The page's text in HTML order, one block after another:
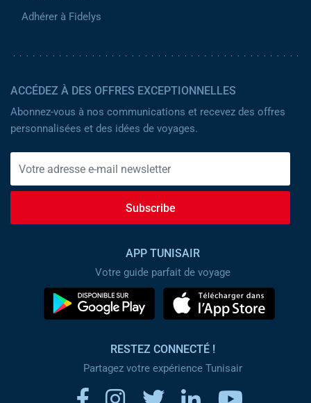
Adhérer à Fidelys
ACCÉDEZ À DES OFFRES EXCEPTIONNELLES
Abonnez-vous à nos communications et recevez des offres
personnalisées et des idées de voyages.
Subscribe
APP TUNISAIR
Votre guide parfait de voyage
RESTEZ CONNECTÉ !
Partagez votre expérience Tunisair